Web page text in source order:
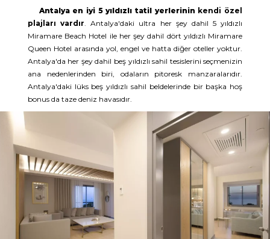
Antalya en iyi 5 yıldızlı tatil yerlerinin kendi özel
plajları vardır. Antalya'daki ultra her şey dahil 5 yıldızlı
Miramare Beach Hotel ile her şey dahil dört yıldızlı Miramare
Queen Hotel arasında yol, engel ve hatta diğer oteller yoktur.
Antalya'da her şey dahil beş yıldızlı sahil tesislerini seçmenizin
ana nedenlerinden biri, odaların pitoresk manzaralarıdır.
Antalya'daki lüks beş yıldızlı sahil beldelerinde bir başka hoş
bonus da taze deniz havasıdır.